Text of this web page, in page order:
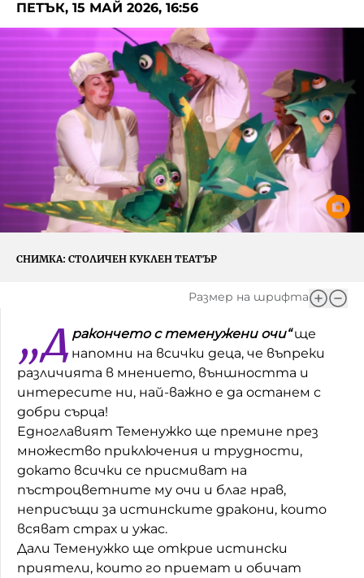
Фантазирай
Приказки
История на изкуството
Музикална кутийка
От соул до рокендрол
Междучасие
Яйцето на света
Къщата
Непознатите думи
Като Айнщайн
Домашен любимец
Питаме Ви
До ре ми
Игри
Кои сме ние?
За вас, родители
БНР Новини
Архивен фонд на БНР
ПЕТЪК, 15 МАЙ 2026, 16:56
СНИМКА: СТОЛИЧЕН КУКЛЕН ТЕАТЪР
Размер на шрифта
„Д ракончето с теменужени очи“ще
напомни на всички деца, че въпреки
различията в мнението, външността и
интересите ни, най-важно е да останем с
добри сърца!
Едноглавият Теменужко ще премине през
множество приключения и трудности,
докато всички се присмиват на
пъстроцветните му очи и благ нрав,
неприсъщи за истинските дракони, които
всяват страх и ужас.
Дали Теменужко ще открие истински
приятели, които го приемат и обичат